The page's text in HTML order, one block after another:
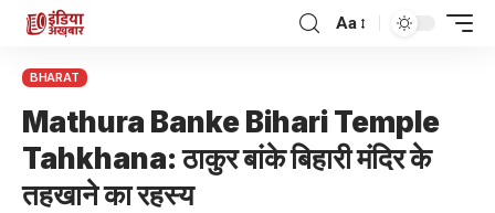
Aa
BHARAT
Mathura Banke Bihari Temple
Tahkhana: ठाकुर बांके बिहारी मंदिर के
तहखाने का रहस्य